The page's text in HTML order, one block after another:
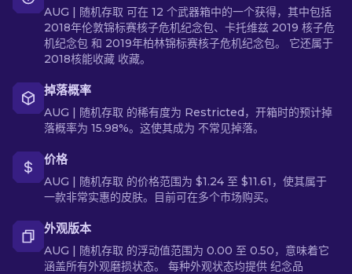
AUG | 随机存取 可在 12 个武器箱中的一个获得，其中包括
2018年伦敦锦标赛核子危机纪念包、卡托维兹 2019 核子危
机纪念包 和 2019年柏林锦标赛核子危机纪念包。 它还属于
2018核能收藏 收藏。
掉落概率
AUG | 随机存取 的稀有度为 Restricted，开箱时的预计掉
落概率为 15.98%。这使其成为 不常见掉落。
价格
AUG | 随机存取 的价格范围为 $1.24 至 $11.61，使其属于
一款非常实惠的皮肤。目前可在多个市场购买。
外观版本
AUG | 随机存取 的浮动值范围为 0.00 至 0.50，意味着它
涵盖所有外观磨损状态。 每种外观状态均提供 纪念品